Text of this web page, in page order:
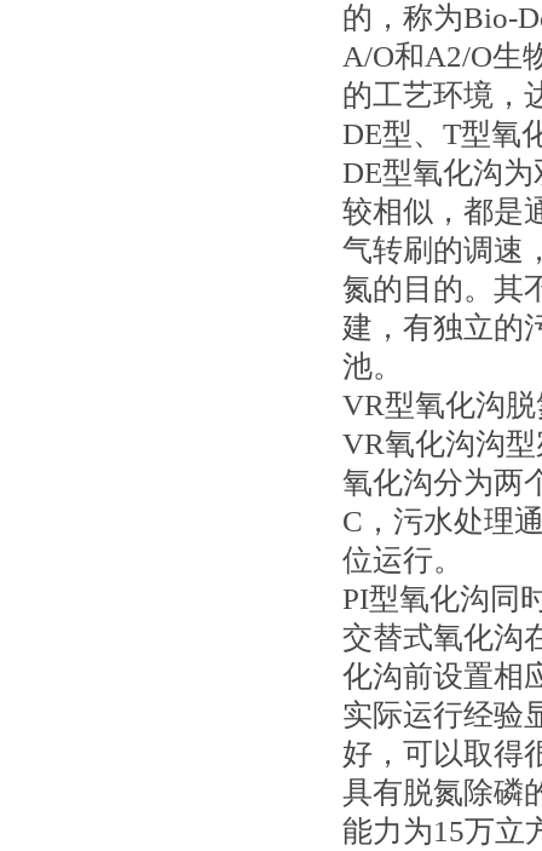
的，称为Bio-
A/O和A2/O生
的工艺环境，
DE型、T型氧
DE型氧化沟
较相似，都是
气转刷的调速
氮的目的。其
建，有独立的
池。
VR型氧化沟
VR氧化沟沟
氧化沟分为两
C，污水处理
位运行。
PI型氧化沟同
交替式氧化沟
化沟前设置相
实际运行经验
好，可以取得
具有脱氮除磷
能力为15万立